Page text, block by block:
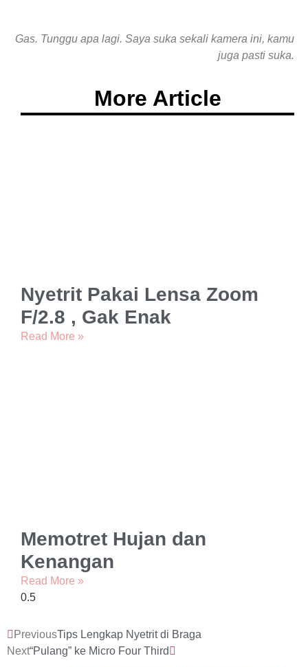
Gas. Tunggu apa lagi. Saya suka sekali kamera ini, kamu
juga pasti suka.
More Article
Nyetrit Pakai Lensa Zoom
F/2.8 , Gak Enak
Read More »
Memotret Hujan dan
Kenangan
Read More »
PreviousTips Lengkap Nyetrit di Braga
Next“Pulang” ke Micro Four Third